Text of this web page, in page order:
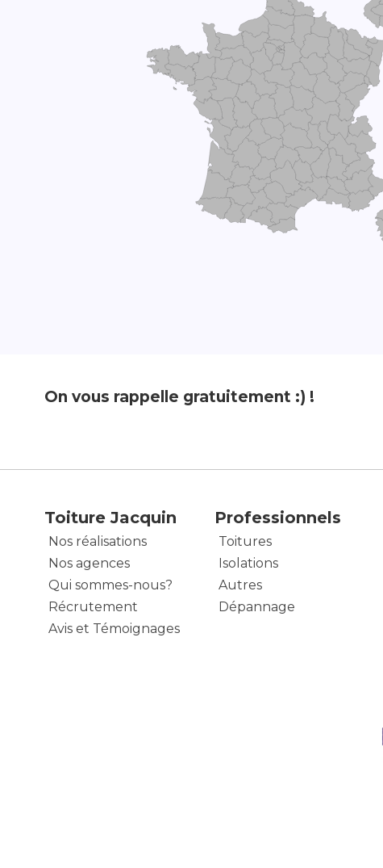
On vous rappelle gratuitement :) !
Toiture Jacquin
Nos réalisations
Nos agences
Qui sommes-nous?
Récrutement
Avis et Témoignages
Professionnels
Toitures
Isolations
Autres
Dépannage